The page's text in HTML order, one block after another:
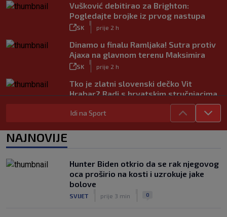
Vušković debitirao za Brighton:
Pogledajte brojke iz prvog nastupa
SK prije 2 h
Dinamo u finalu Ramljaka! Sutra protiv
Ajaxa na glavnom terenu Maksimira
SK prije 2 h
Tko je zlatni slovenski dečko Vit
Hrabar? Radi s hrvatskim stručnjacima,
SK
|
prije 3 h
Vodič za prvenstvo Nizozemske na SK:
Hrvati
SK prije 5 h
Slatke muke za Bilića: Bio je na širem
popisu Vatrenih za SP, a sada je
Idi na Sport
NAJNOVIJE
Hunter Biden otkrio da se rak njegovog
oca proširio na kosti i uzrokuje jake
bolove
SVIJET prije 3 min 0